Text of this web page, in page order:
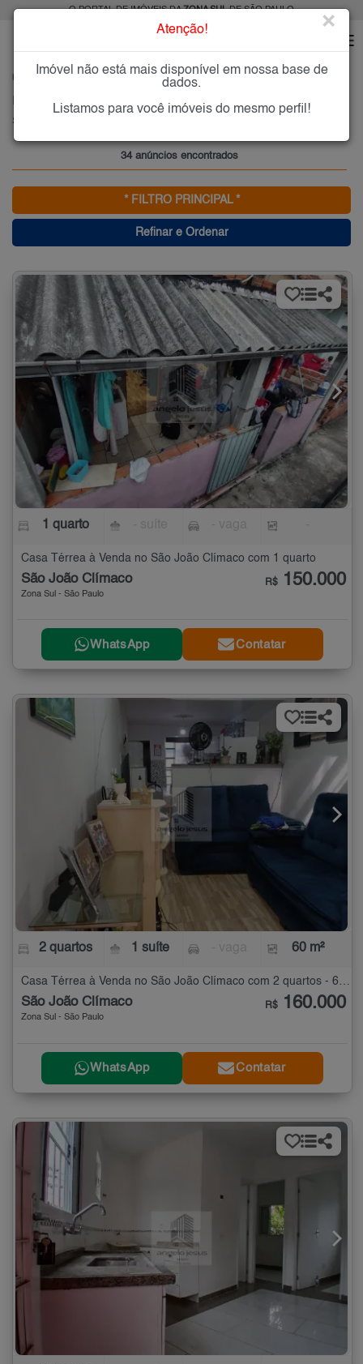
O PORTAL DE IMÓVEIS DAZONA SULDE SÃO PAULO
SÃO JOÃO CLÍMACO
Imóveis à Venda no São João Clímaco, Zona Sul de São Paulo
São João Clímaco, Zona Sul
34 anúncios encontrados
* FILTRO PRINCIPAL *
Refinar e Ordenar
1 quarto
Casa Térrea à Venda no São João Clímaco com 1 quarto
São João Clímaco
Zona Sul - São Paulo
R$ 150.000
WhatsApp Contatar
2 quartos 1 suíte 60 m²
Casa Térrea à Venda no São João Clímaco com 2 quartos - 60 m²
São João Clímaco
Zona Sul - São Paulo
R$ 160.000
WhatsApp Contatar
Atenção! ×
Imóvel não está mais disponível em nossa base de
dados.
Listamos para você imóveis do mesmo perfil!